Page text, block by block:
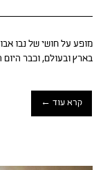
בארץ ובעולם, וכבר היום
קרא עוד ←